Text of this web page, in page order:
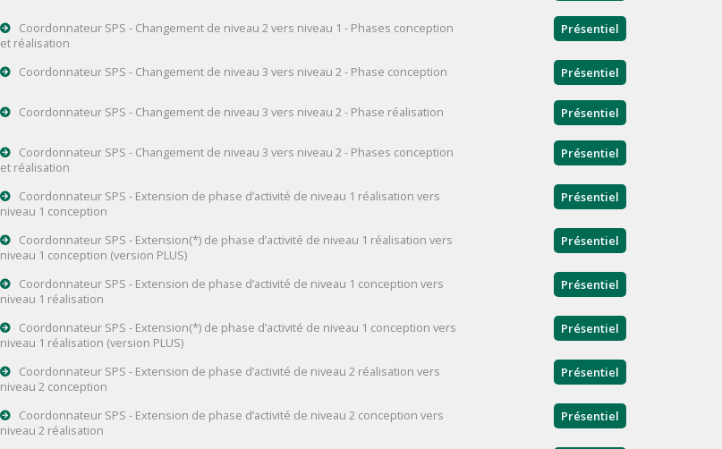
Coordonnateur SPS - Changement de niveau 2 vers niveau 1 - Phases conception
et réalisation
Présentiel
Coordonnateur SPS - Changement de niveau 3 vers niveau 2 - Phase conception Présentiel
Coordonnateur SPS - Changement de niveau 3 vers niveau 2 - Phase réalisation Présentiel
Coordonnateur SPS - Changement de niveau 3 vers niveau 2 - Phases conception
et réalisation
Présentiel
Coordonnateur SPS - Extension de phase d’activité de niveau 1 réalisation vers
niveau 1 conception
Présentiel
Coordonnateur SPS - Extension(*) de phase d’activité de niveau 1 réalisation vers
niveau 1 conception (version PLUS)
Présentiel
Coordonnateur SPS - Extension de phase d’activité de niveau 1 conception vers
niveau 1 réalisation
Présentiel
Coordonnateur SPS - Extension(*) de phase d’activité de niveau 1 conception vers
niveau 1 réalisation (version PLUS)
Présentiel
Coordonnateur SPS - Extension de phase d’activité de niveau 2 réalisation vers
niveau 2 conception
Présentiel
Coordonnateur SPS - Extension de phase d’activité de niveau 2 conception vers
niveau 2 réalisation
Présentiel